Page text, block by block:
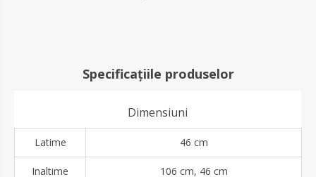
Specificațiile produselor
Dimensiuni
Latime 46 cm
Inaltime 106 cm, 46 cm